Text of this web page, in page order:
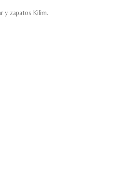
y zapatos Kilim.